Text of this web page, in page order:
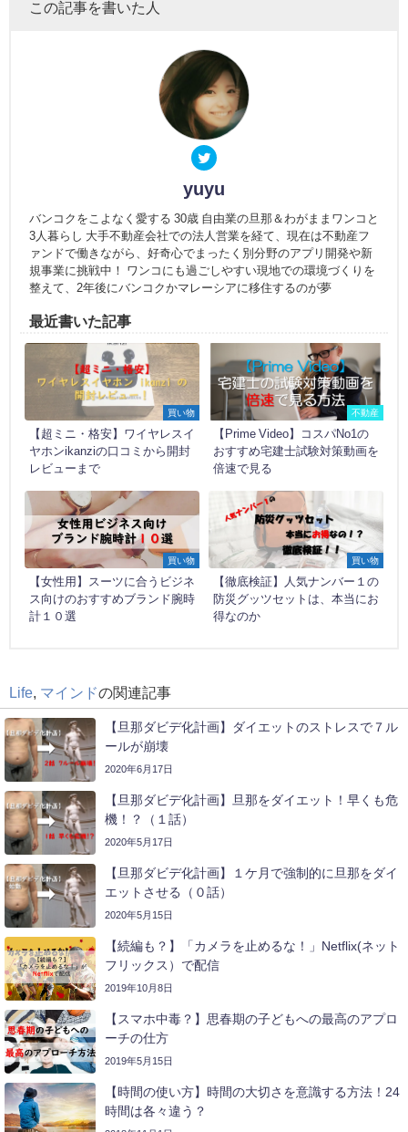
この記事を書いた人
yuyu
バンコクをこよなく愛する 30歳 自由業の旦那＆わがままワンコと
3人暮らし 大手不動産会社での法人営業を経て、現在は不動産フ
ァンドで働きながら、好奇心でまったく別分野のアプリ開発や新
規事業に挑戦中！ ワンコにも過ごしやすい現地での環境づくりを
整えて、2年後にバンコクかマレーシアに移住するのが夢
最近書いた記事
買い物
【超ミニ・格安】ワイヤレスイ
ヤホンikanziの口コミから開封
レビューまで
不動産
【Prime Video】コスパNo1の
おすすめ宅建士試験対策動画を
倍速で見る
買い物
【女性用】スーツに合うビジネ
ス向けのおすすめブランド腕時
計１０選
買い物
【徹底検証】人気ナンバー１の
防災グッツセットは、本当にお
得なのか
Life, マインドの関連記事
【旦那ダビデ化計画】ダイエットのストレスで７ル
ールが崩壊
2020年6月17日
【旦那ダビデ化計画】旦那をダイエット！早くも危
機！？（１話）
2020年5月17日
【旦那ダビデ化計画】１ケ月で強制的に旦那をダイ
エットさせる（０話）
2020年5月15日
【続編も？】「カメラを止めるな！」Netflix(ネット
フリックス）で配信
2019年10月8日
【スマホ中毒？】思春期の子どもへの最高のアプロ
ーチの仕方
2019年5月15日
【時間の使い方】時間の大切さを意識する方法！24
時間は各々違う？